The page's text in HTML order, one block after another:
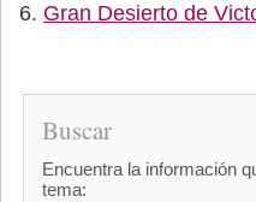
Gran Desierto de
Buscar
Encuentra la información
tema: